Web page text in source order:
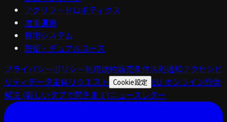
アグリフードロボティクス
海事運用
都市システム
防衛・デュアルユース
プライバシーポリシー利用規約販売条件法的通知アクセシビ
リティデータ主体リクエスト Cookie設定 EU オンライン紛争
解決 (新しいタブで開きます)ニュースレター